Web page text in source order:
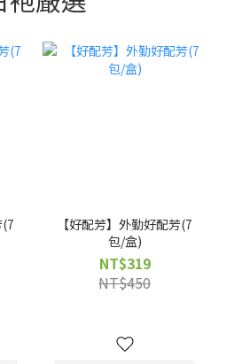
(7
【好配芳】外勤好配芳(7
包/盒)
NT$319
NT$450